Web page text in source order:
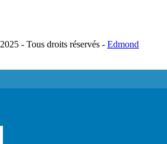
- Tous droits réservés - Edmond